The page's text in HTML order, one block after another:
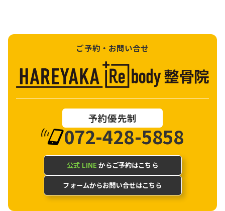
ご予約・お問い合せ
予約優先制
072-428-5858
公式 LINE からご予約はこちら
フォームからお問い合せはこちら